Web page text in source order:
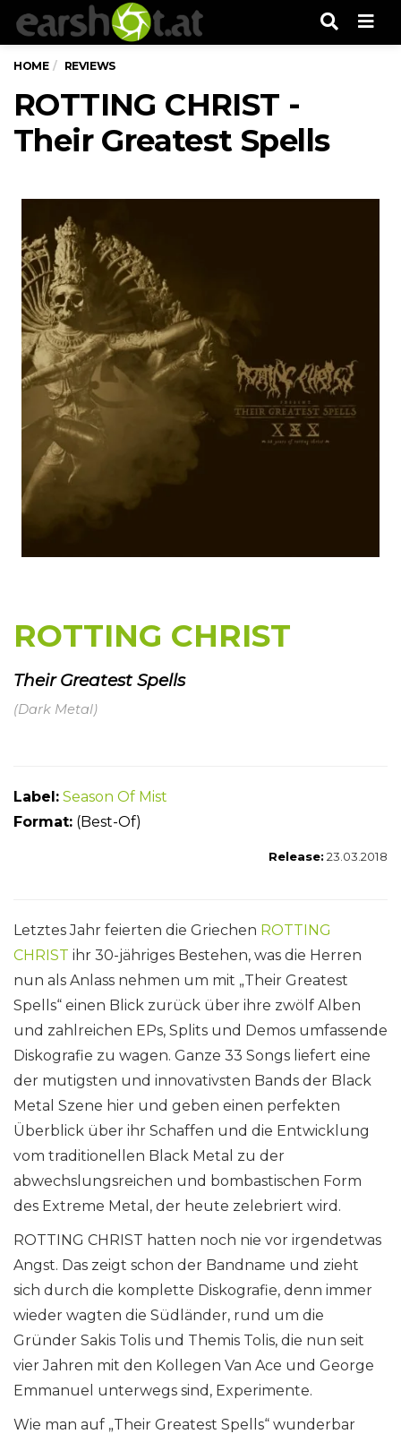
HOME REVIEWS
ROTTING CHRIST -
Their Greatest Spells
ROTTING CHRIST
Their Greatest Spells
(Dark Metal)
Label: Season Of Mist
Format: (Best-Of)
Release: 23.03.2018
Letztes Jahr feierten die Griechen ROTTING
CHRIST ihr 30-jähriges Bestehen, was die Herren
nun als Anlass nehmen um mit „Their Greatest
Spells“ einen Blick zurück über ihre zwölf Alben
und zahlreichen EPs, Splits und Demos umfassende
Diskografie zu wagen. Ganze 33 Songs liefert eine
der mutigsten und innovativsten Bands der Black
Metal Szene hier und geben einen perfekten
Überblick über ihr Schaffen und die Entwicklung
vom traditionellen Black Metal zu der
abwechslungsreichen und bombastischen Form
des Extreme Metal, der heute zelebriert wird.
ROTTING CHRIST hatten noch nie vor irgendetwas
Angst. Das zeigt schon der Bandname und zieht
sich durch die komplette Diskografie, denn immer
wieder wagten die Südländer, rund um die
Gründer Sakis Tolis und Themis Tolis, die nun seit
vier Jahren mit den Kollegen Van Ace und George
Emmanuel unterwegs sind, Experimente.
Wie man auf „Their Greatest Spells“ wunderbar